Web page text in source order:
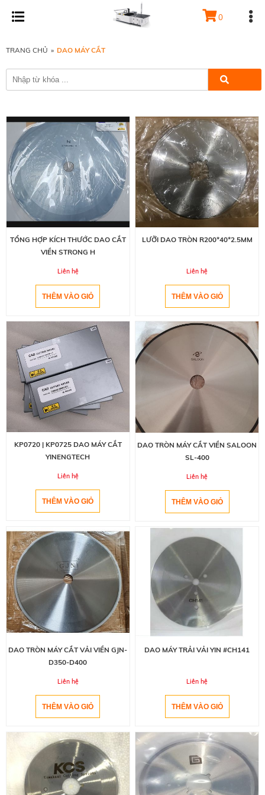
0
TRANG CHỦ » DAO MÁY CẮT
TỔNG HỢP KÍCH THƯỚC DAO CẮT
VIỀN STRONG H
Liên hệ
LƯỠI DAO TRÒN R200*40*2.5MM
Liên hệ
KP0720 | KP0725 DAO MÁY CẮT
YINENGTECH
Liên hệ
DAO TRÒN MÁY CẮT VIỀN SALOON
SL-400
Liên hệ
DAO TRÒN MÁY CẮT VẢI VIỀN GJN-
D350-D400
Liên hệ
DAO MÁY TRẢI VẢI YIN #CH141
Liên hệ